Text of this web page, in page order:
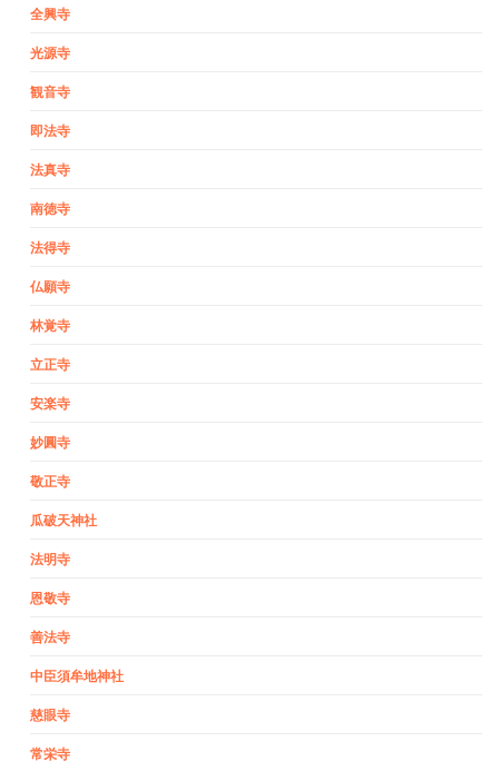
全興寺
光源寺
観音寺
即法寺
法真寺
南徳寺
法得寺
仏願寺
林覚寺
立正寺
安楽寺
妙圓寺
敬正寺
瓜破天神社
法明寺
恩敬寺
善法寺
中臣須牟地神社
慈眼寺
常栄寺